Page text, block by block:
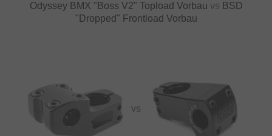
Odyssey BMX "Boss V2" Topload Vorbau vs BSD
"Dropped" Frontload Vorbau
VS